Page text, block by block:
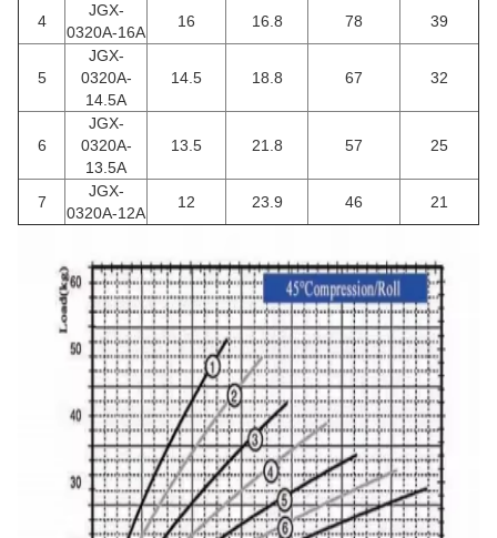
4
JGX-
0320A-16A
16 16.8 78 39
5
JGX-
0320A-
14.5A
14.5 18.8 67 32
6
JGX-
0320A-
13.5A
13.5 21.8 57 25
7
JGX-
0320A-12A
12 23.9 46 21